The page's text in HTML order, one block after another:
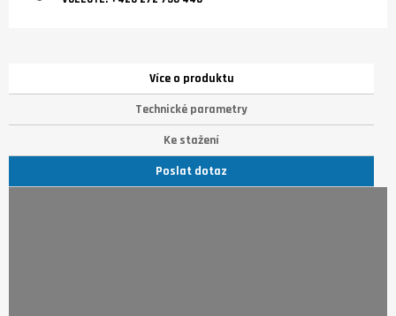
Více o produktu
Technické parametry
Ke stažení
Poslat dotaz